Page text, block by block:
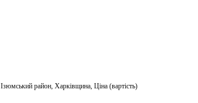
Ізюмський район,Харківщина,Ціна (вартість)